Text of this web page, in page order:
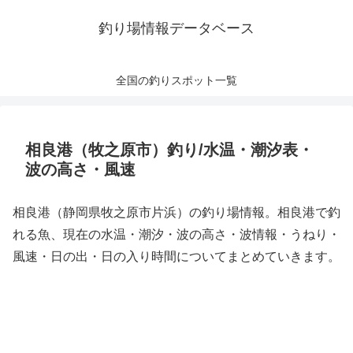
釣り場情報データベース
全国の釣りスポット一覧
相良港（牧之原市）釣り/水温・潮汐表・
波の高さ・風速
相良港（静岡県牧之原市片浜）の釣り場情報。相良港で釣
れる魚、現在の水温・潮汐・波の高さ・波情報・うねり・
風速・日の出・日の入り時間についてまとめていきます。